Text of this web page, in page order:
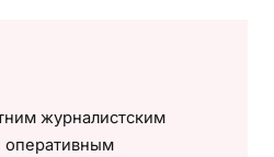
журналистским
оперативным